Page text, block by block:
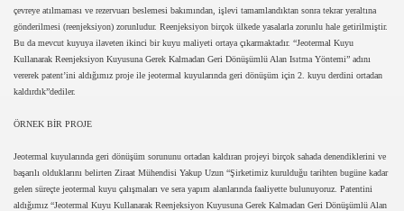
çevreye atılmaması ve rezervuarı beslemesi bakımından, işlevi tamamlandıktan sonra tekrar yeraltına
gönderilmesi (reenjeksiyon) zorunludur. Reenjeksiyon birçok ülkede yasalarla zorunlu hale getirilmiştir.
Bu da mevcut kuyuya ilaveten ikinci bir kuyu maliyeti ortaya çıkarmaktadır. “Jeotermal Kuyu
Kullanarak Reenjeksiyon Kuyusuna Gerek Kalmadan Geri Dönüşümlü Alan Isıtma Yöntemi” adını
vererek patent’ini aldığımız proje ile jeotermal kuyularında geri dönüşüm için 2. kuyu derdini ortadan
kaldırdık”dediler.
ÖRNEK BİR PROJE
Jeotermal kuyularında geri dönüşüm sorununu ortadan kaldıran projeyi birçok sahada denendiklerini ve
başarılı olduklarını belirten Ziraat Mühendisi Yakup Uzun “Şirketimiz kurulduğu tarihten bugüne kadar
gelen süreçte jeotermal kuyu çalışmaları ve sera yapım alanlarında faaliyette bulunuyoruz. Patentini
aldığımız “Jeotermal Kuyu Kullanarak Reenjeksiyon Kuyusuna Gerek Kalmadan Geri Dönüşümlü Alan
... 2304-2494